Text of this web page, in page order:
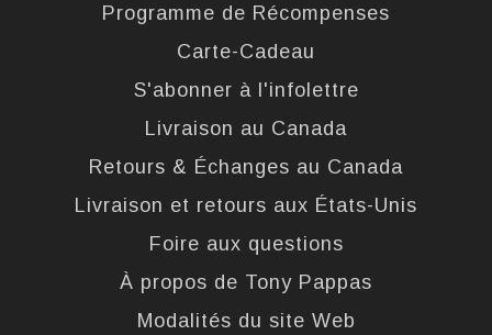
Programme de Récompenses
Carte-Cadeau
S'abonner à l'infolettre
Livraison au Canada
Retours & Échanges au Canada
Livraison et retours aux États-Unis
Foire aux questions
À propos de Tony Pappas
Modalités du site Web